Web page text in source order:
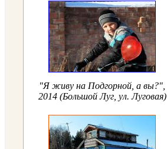
"Я живу на Подгорной, а вы?",
2014 (Большой Луг, ул. Луговая)